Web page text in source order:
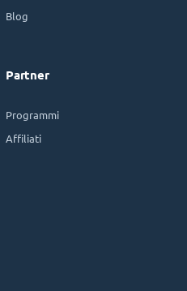
Blog
Partner
Programmi
Affiliati